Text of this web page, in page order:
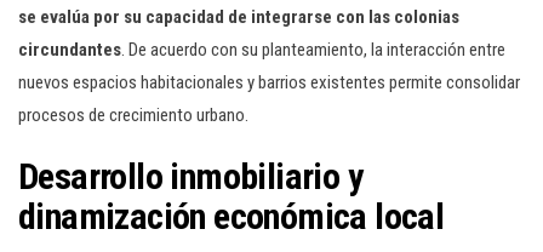
se evalúa por su capacidad de integrarse con las colonias
circundantes. De acuerdo con su planteamiento, la interacción entre
nuevos espacios habitacionales y barrios existentes permite consolidar
procesos de crecimiento urbano.
Desarrollo inmobiliario y
dinamización económica local